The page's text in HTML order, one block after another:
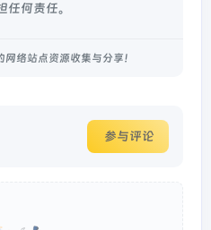
何责任。
络站点资源收集与分享！
参与评论